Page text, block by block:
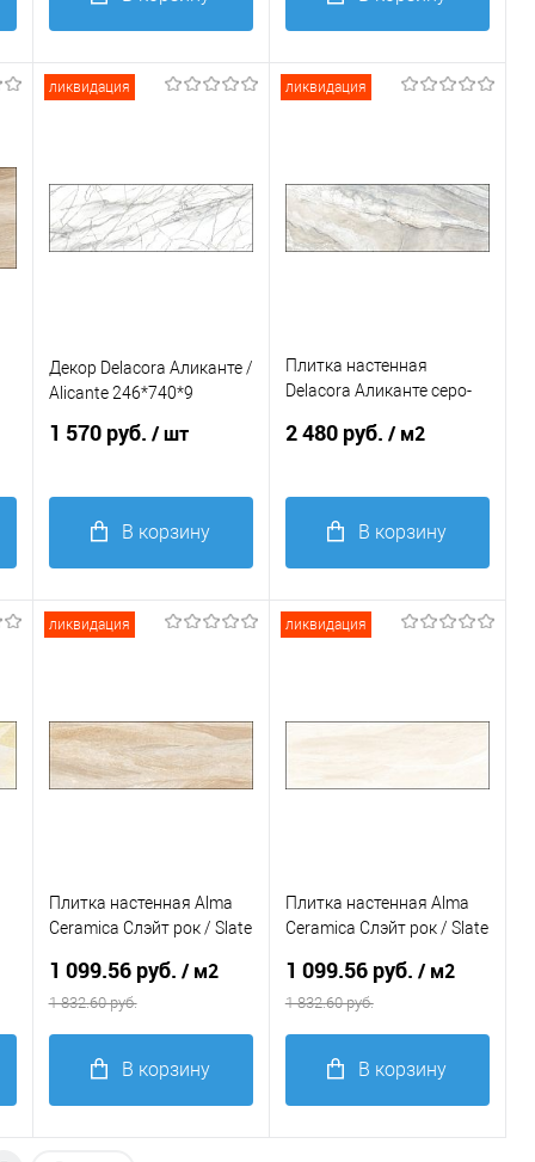
Купить в 1
клик
Сравнение
Купить в 1
клик
Сравнение
ликвидация
Декор Delacora Аликанте /
Alicante 246*740*9
1 570 руб. / шт
В корзину
Купить в 1
клик
Сравнение
ликвидация
Плитка настенная
Delacora Аликанте серо-
246*740*9
2 480 руб. / м2
В корзину
Купить в 1
клик
Сравнение
ликвидация
Плитка настенная Alma
Ceramica Слэйт рок / Slate
1 099.56 руб. / м2
1 832.60 руб.
В корзину
Купить в 1
ликвидация
Плитка настенная Alma
Ceramica Слэйт рок / Slate
1 099.56 руб. / м2
1 832.60 руб.
В корзину
Купить в 1